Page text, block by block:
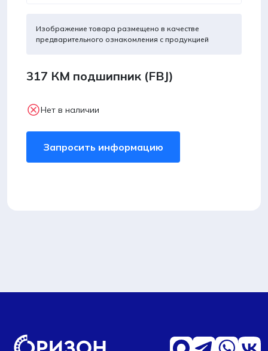
Изображение товара размещено в качестве
предварительного ознакомления с продукцией
317 КМ подшипник (FBJ)
Нет в наличии
Запросить информацию